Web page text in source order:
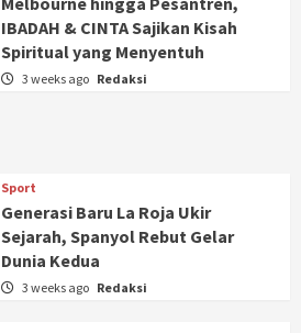
IBADAH & CINTA Sajikan Kisah
Spiritual yang Menyentuh
3 weeks ago Redaksi
Sport
Generasi Baru La Roja Ukir
Sejarah, Spanyol Rebut Gelar
Dunia Kedua
3 weeks ago Redaksi